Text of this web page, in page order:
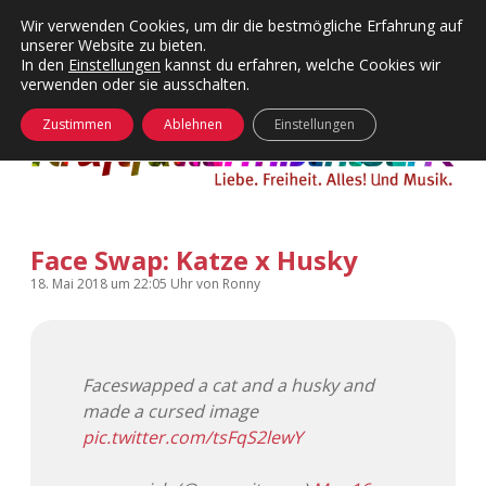
Kategorien
Menü
24 Hours Chilling
Die Wende
KFMW-Disco
Nur mal so
KFMW-Disco
Dates
Contact
Adventskalender 2011
facebook
instagram
rss soundcloud
vimeoBluesky
öffnen
Face Swap: Katze x Husky
18. Mai 2018 um 22:05 Uhrvon Ronny
Faceswapped a cat and a husky and
made a cursed image
pic.twitter.com/tsFqS2lewY
Wir verwenden Cookies, um dir die bestmögliche Erfahrung auf
unserer Website zu bieten.
In den Einstellungen kannst du erfahren, welche Cookies wir
verwenden oder sie ausschalten.
Zustimmen Ablehnen Einstellungen